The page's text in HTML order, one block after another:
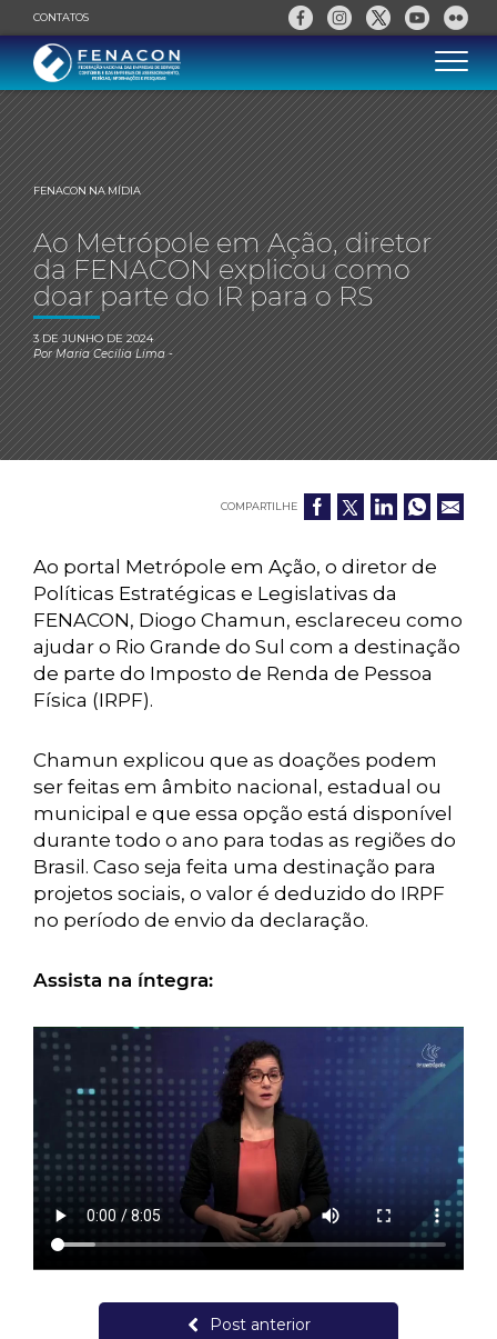
CONTATOS
FENACON NA MÍDIA
Ao Metrópole em Ação, diretor
da FENACON explicou como
doar parte do IR para o RS
3 DE JUNHO DE 2024
PorMaria Cecilia Lima-
COMPARTILHE
Ao portal Metrópole em Ação, o diretor de
Políticas Estratégicas e Legislativas da
FENACON, Diogo Chamun, esclareceu como
ajudar o Rio Grande do Sul com a destinação
de parte do Imposto de Renda de Pessoa
Física (IRPF).
Chamun explicou que as doações podem
ser feitas em âmbito nacional, estadual ou
municipal e que essa opção está disponível
durante todo o ano para todas as regiões do
Brasil. Caso seja feita uma destinação para
projetos sociais, o valor é deduzido do IRPF
no período de envio da declaração.
Assista na íntegra:
Post anterior